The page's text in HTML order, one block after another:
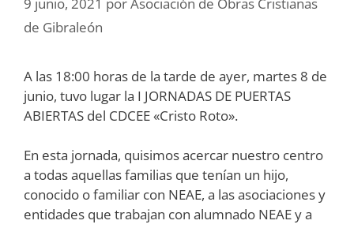
de Gibraleón
A las 18:00 horas de la tarde de ayer, martes 8 de
junio, tuvo lugar la I JORNADAS DE PUERTAS
ABIERTAS del CDCEE «Cristo Roto».
En esta jornada, quisimos acercar nuestro centro
a todas aquellas familias que tenían un hijo,
conocido o familiar con NEAE, a las asociaciones y
entidades que trabajan con alumnado NEAE y a